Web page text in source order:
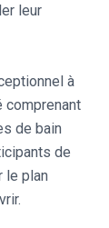
leur
à
comprenant
de bain
de
le plan